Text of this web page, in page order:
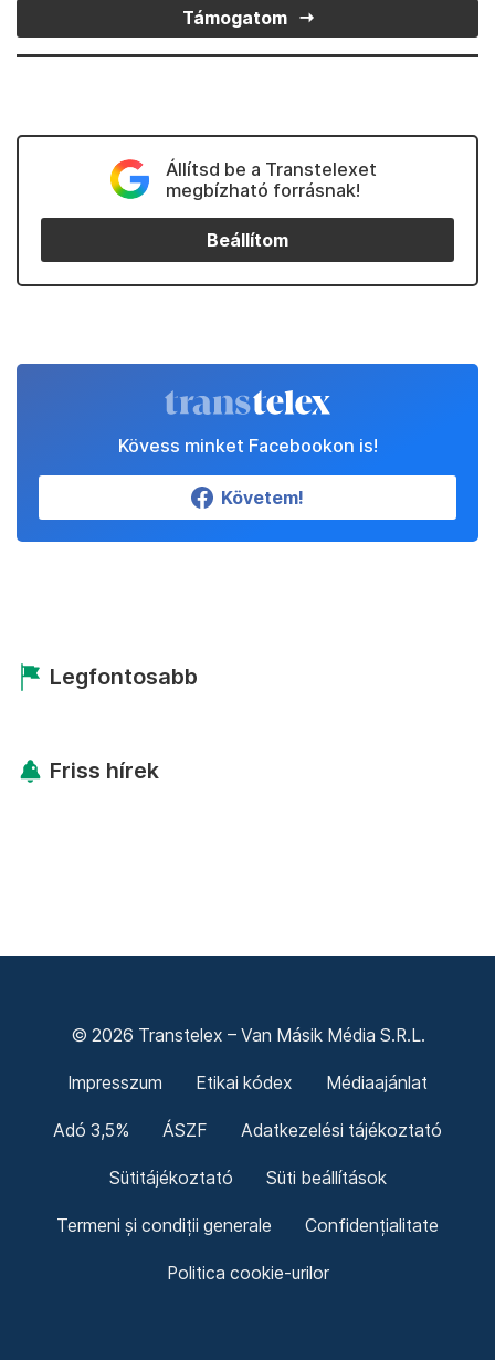
Támogatom
Állítsd be a Transtelexet
megbízható forrásnak!
Beállítom
Kövess minket Facebookon is!
Követem!
Legfontosabb
Friss hírek
© 2026 Transtelex – Van Másik Média S.R.L.
Impresszum Etikai kódex Médiaajánlat
Adó 3,5% ÁSZF Adatkezelési tájékoztató
Sütitájékoztató Süti beállítások
Termeni și condiții generale Confidențialitate
Politica cookie-urilor